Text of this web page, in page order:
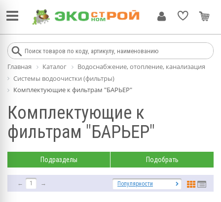
Главная Каталог
Водоснабжение, отопление, канализация
Системы водоочистки (фильтры)
Комплектующие к фильтрам "БАРЬЕР"
Комплектующие к
фильтрам "БАРЬЕР"
Подразделы Подобрать
← 1 → Популярности